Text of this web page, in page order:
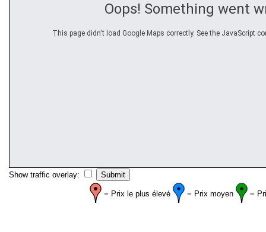
Oops! Something went
This page didn't load Google Maps correctly. See the JavaScript
Show traffic overlay:
= Prix le plus élevé = Prix moyen =